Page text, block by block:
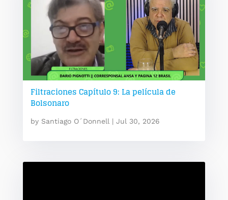
Filtraciones Capítulo 9: La película de
Bolsonaro
by Santiago O´Donnell | Jul 30, 2026